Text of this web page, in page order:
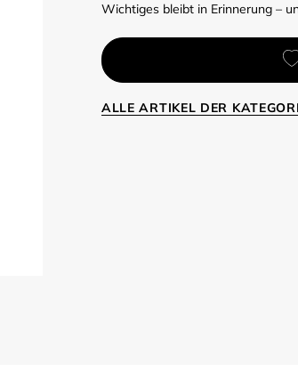
Wichtiges bleibt in Erinnerung –
ALLE ARTIKEL DER